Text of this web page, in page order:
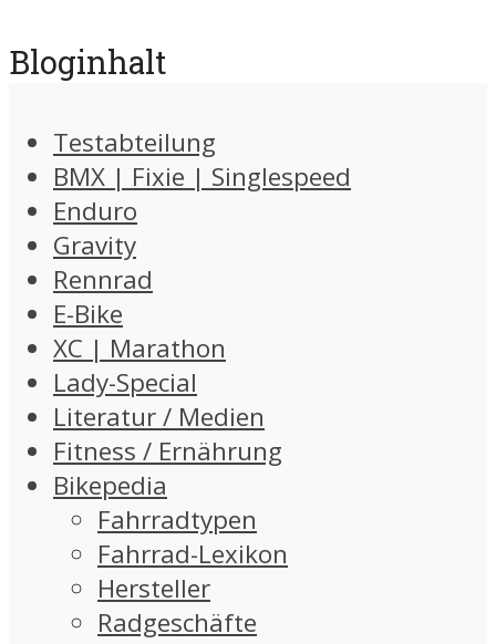
Bloginhalt
Testabteilung
BMX | Fixie | Singlespeed
Enduro
Gravity
Rennrad
E-Bike
XC | Marathon
Lady-Special
Literatur / Medien
Fitness / Ernährung
Bikepedia
Fahrradtypen
Fahrrad-Lexikon
Hersteller
Radgeschäfte